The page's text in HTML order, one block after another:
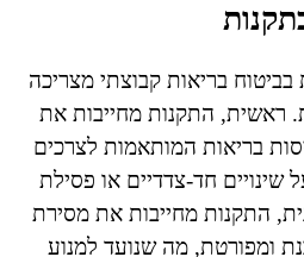
בביטוח בריאות קבוצתי מצריכה
ראשית, התקנות מחייבות את
בריאות המותאמות לצרכים
שינויים חד-צדדיים או פסילת
התקנות מחייבות את מסירת
ומפורטת, מה שנועד למנוע